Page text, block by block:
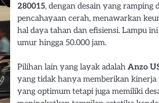
280015, dengan desain yang ramping
pencahayaan cerah, menawarkan
hal daya tahan dan efisiensi. Lampu
umur hingga 50.000 jam.
Pilihan lain yang layak adalah Anzo
yang tidak hanya memberikan kinerja
yang optimum tetapi juga memiliki